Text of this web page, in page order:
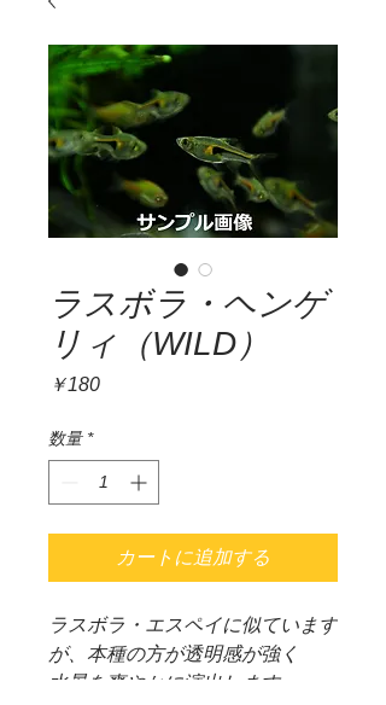
ラスボラ・ヘンゲ
リィ（WILD）
￥180価
数量 *
カートに追加する
ラスボラ・エスペイに似ています
が、本種の方が透明感が強く
水景を爽やかに演出します。